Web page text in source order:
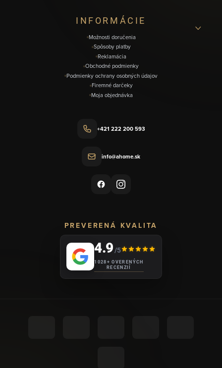
INFORMÁCIE
Možnosti doručenia
Spôsoby platby
Reklamácia
Obchodné podmienky
Podmienky ochrany osobných údajov
Firemné darčeky
Moja objednávka
+421 222 200 593
info@ahome.sk
PREVERENÁ KVALITA
4.9/5
1028+ OVERENÝCH
RECENZIÍ